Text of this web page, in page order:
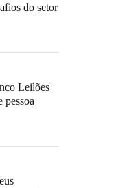
do setor
Leilões
pessoa